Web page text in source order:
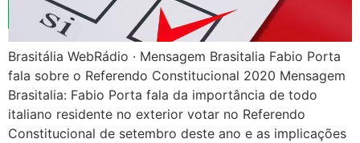
Brasitália WebRádio · Mensagem Brasitalia Fabio Porta
fala sobre o Referendo Constitucional 2020 Mensagem
Brasitalia: Fabio Porta fala da importância de todo
italiano residente no exterior votar no Referendo
Constitucional de setembro deste ano e as implicações